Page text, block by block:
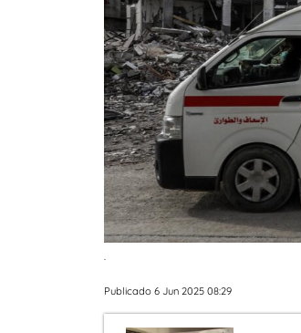
.
Publicado 6 Jun 2025 08:29